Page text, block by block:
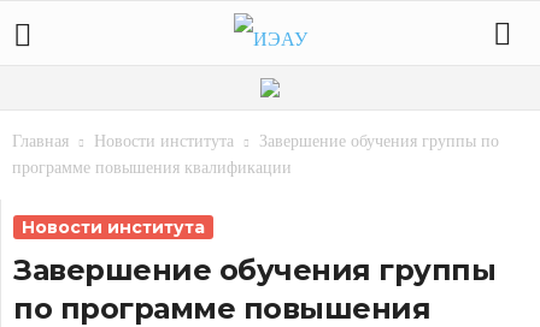
Главная Новости института
Завершение обучения группы по
программе повышения квалификации
Новости института
Завершение обучения группы
по программе повышения